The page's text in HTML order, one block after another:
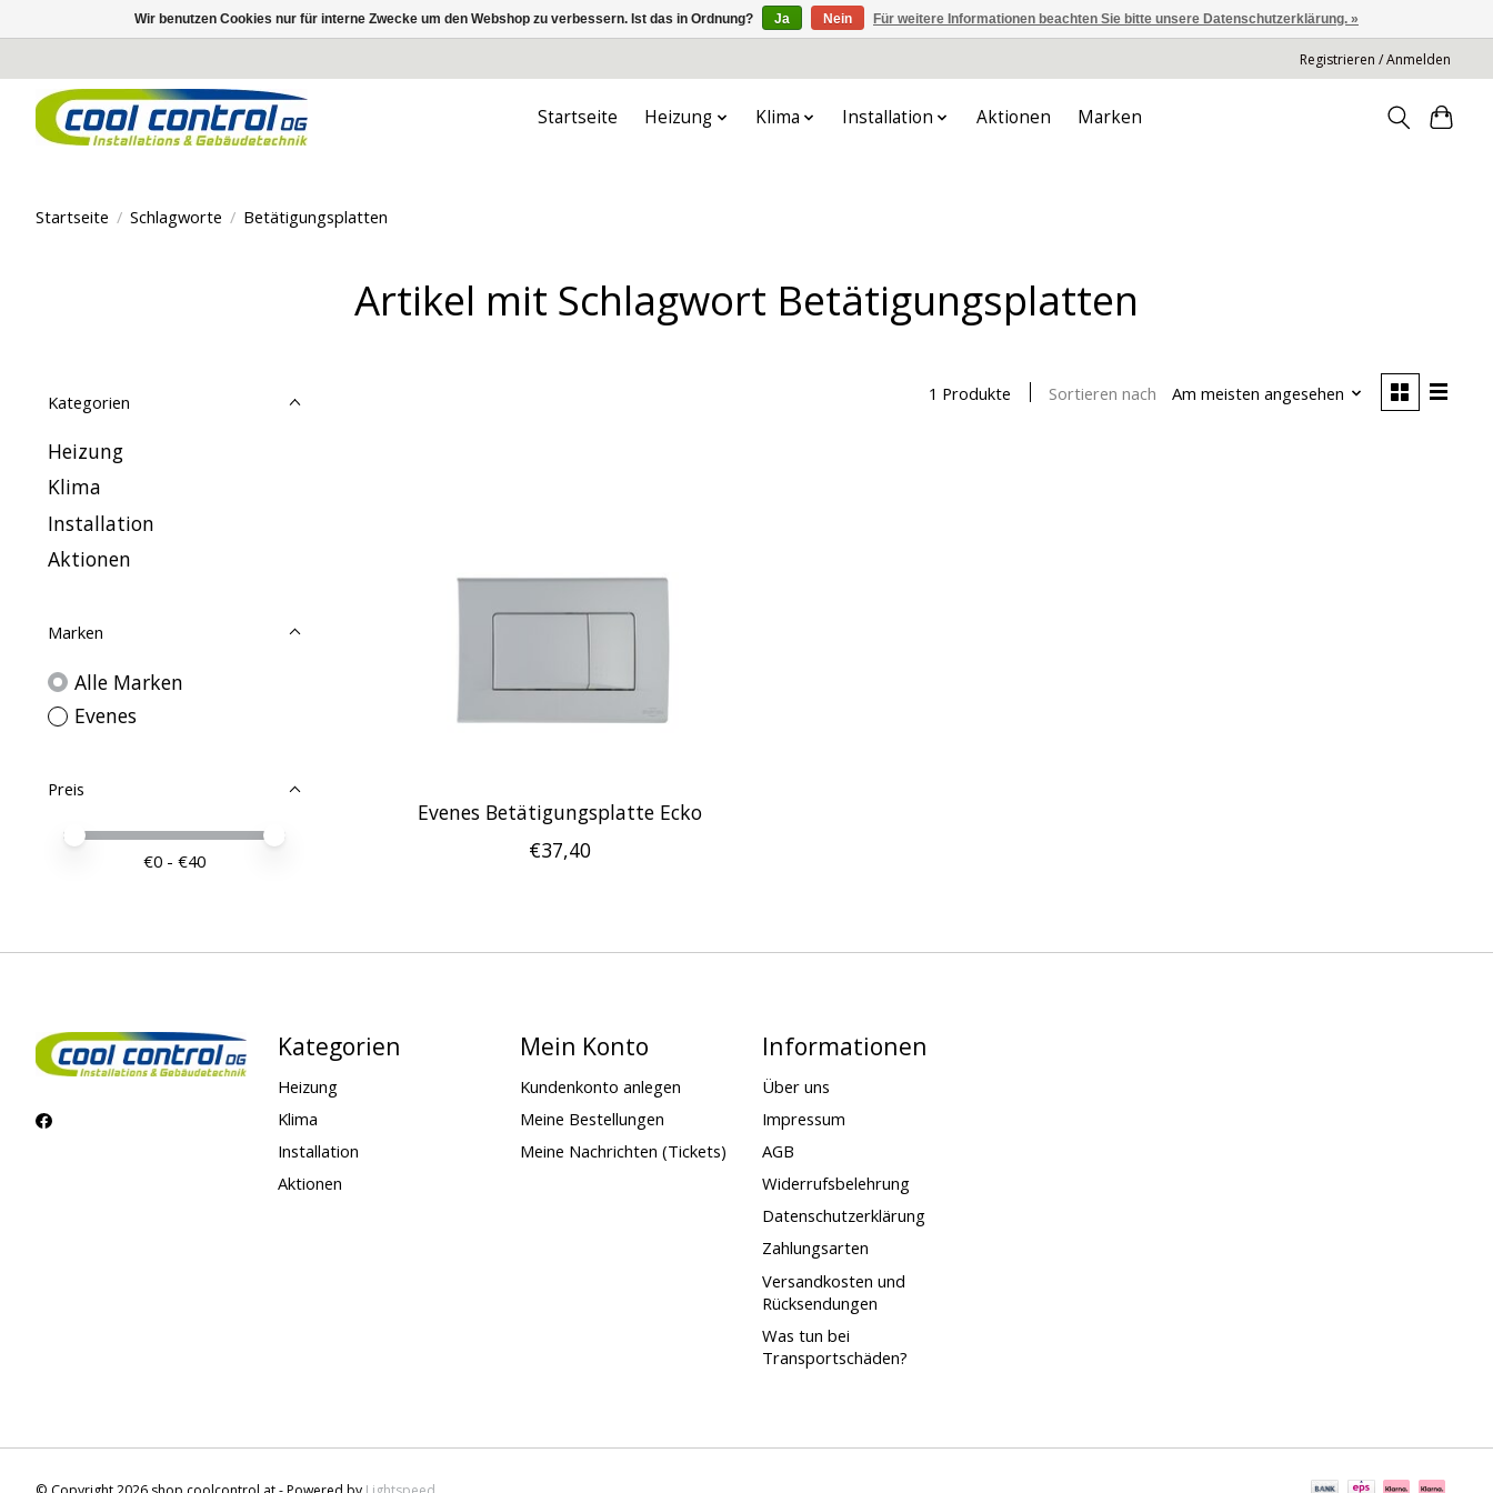
Registrieren / Anmelden
Startseite Heizung Klima Installation Aktionen Marken
Startseite / Schlagworte / Betätigungsplatten
Artikel mit Schlagwort Betätigungsplatten
Kategorien
Heizung
Klima
Installation
Aktionen
Marken
Alle Marken
Evenes
Preis
Preis – Mindestwert
Price maximum value
€0 - €40
1 Produkte Sortieren nach Am meisten angesehen
Evenes Betätigungsplatte Ecko
€37,40
Kategorien
Heizung
Klima
Installation
Aktionen
Mein Konto
Kundenkonto anlegen
Meine Bestellungen
Meine Nachrichten (Tickets)
Informationen
Über uns
Impressum
AGB
Widerrufsbelehrung
Datenschutzerklärung
Zahlungsarten
Versandkosten und
Rücksendungen
Was tun bei
Transportschäden?
Wir benutzen Cookies nur für interne Zwecke um den Webshop zu verbessern. Ist das in Ordnung? Ja Nein Für weitere Informationen beachten Sie bitte unsere Datenschutzerklärung. »